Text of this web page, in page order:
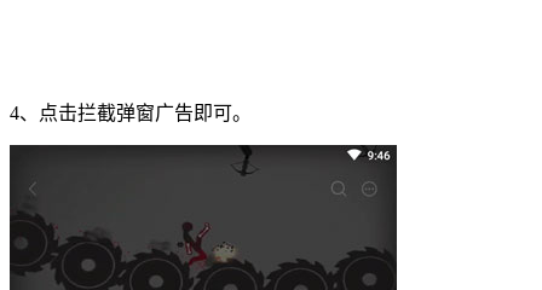
4、点击拦截弹窗广告即可。